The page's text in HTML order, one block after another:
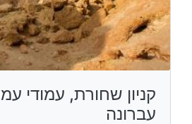
קניון שחורת, עמודי
עברונה